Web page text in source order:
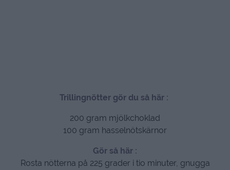
Trillingnötter gör du så här :
200 gram mjölkchoklad
100 gram hasselnötskärnor
Gör så här :
Rosta nötterna på 225 grader i tio minuter, gnugga